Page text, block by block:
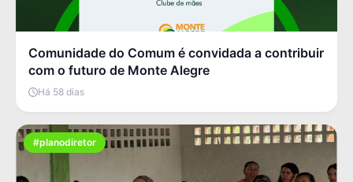
Comunidade do Comum é convidada a contribuir
com o futuro de Monte Alegre
Há 58 dias
#planodiretor